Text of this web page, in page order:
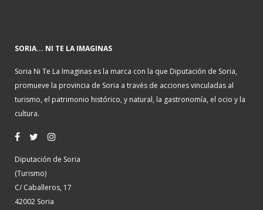
SORIA... NI TE LA IMAGINAS
Soria Ni Te La Imaginas es la marca con la que Diputación de Soria,
promueve la provincia de Soria a través de acciones vinculadas al
turismo, el patrimonio histórico, y natural, la gastronomía, el ocio y la
cultura.
Diputación de Soria
(Turismo)
C/ Caballeros, 17
42002 Soria